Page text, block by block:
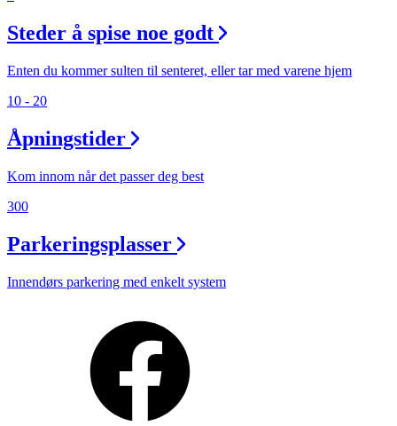
Steder å spise noe godt
Enten du kommer sulten til senteret, eller tar med varene hjem
10 - 20
Åpningstider
Kom innom når det passer deg best
300
Parkeringsplasser
Innendørs parkering med enkelt system